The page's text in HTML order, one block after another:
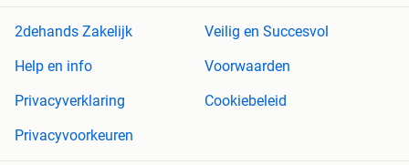
2dehands Zakelijk
Veilig en Succesvol
Help en info
Voorwaarden
Privacyverklaring
Cookiebeleid
Privacyvoorkeuren